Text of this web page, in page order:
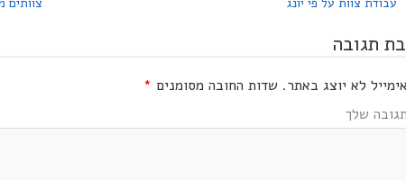
עבודת צוות על פי יונג צוותים
תגובה
לא יוצג באתר. שדות החובה מסומנים *
שלך